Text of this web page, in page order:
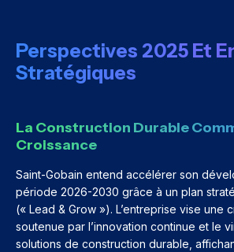
Perspectives 2025 Et
Stratégiques
La Construction Durable
Croissance
Saint-Gobain entend accélérer son
période 2026-2030 grâce à un plan
(« Lead & Grow »). L’entreprise vise une
soutenue par l’innovation continue et le
solutions de construction durable,